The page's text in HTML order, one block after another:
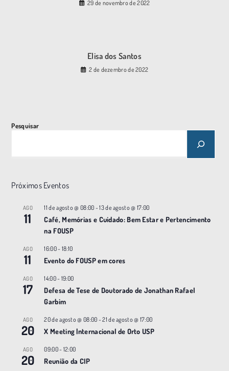
29 de novembro de 2022
Elisa dos Santos
2 de dezembro de 2022
Pesquisar
Próximos Eventos
AGO
11
11 de agosto @ 08:00 -13 de agosto @ 17:00
Café, Memórias e Cuidado: Bem Estar e Pertencimento
na FOUSP
AGO
11
16:00- 18:10
Evento do FOUSP em cores
AGO
17
14:00- 19:00
Defesa de Tese de Doutorado de Jonathan Rafael
Garbim
AGO
20
20 de agosto @ 08:00 -21 de agosto @ 17:00
X Meeting |nternacional de Orto USP
AGO
20
09:00- 12:00
Reunião da CIP